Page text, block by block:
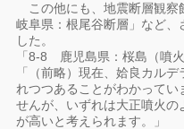
この他にも、地震断層観
岐阜県：根尾谷断層」など、
した。
「8-8 鹿児島県：桜島（噴
「（前略）現在、姶良カル
れつつあることがわかってい
せんが、いずれは大正噴火
が高いと考えられます。」